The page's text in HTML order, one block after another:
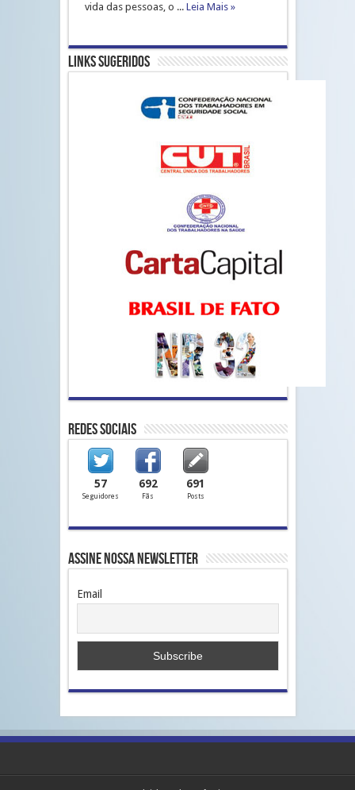
vida das pessoas, o ... Leia Mais »
Links Sugeridos
Redes Sociais
57
Seguidores
692
Fãs
691
Posts
Assine nossa Newsletter
Email